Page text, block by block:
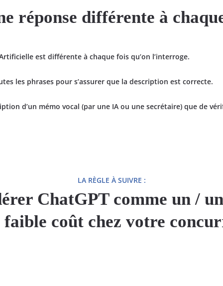
réponse différente à
est différente à chaque fois qu’on l’interroge.
les phrases pour s’assurer que la description est correcte.
d’un mémo vocal (par une IA ou une secrétaire) que de
LA RÈGLE À SUIVRE :
ChatGPT comme un /
faible coût chez votre